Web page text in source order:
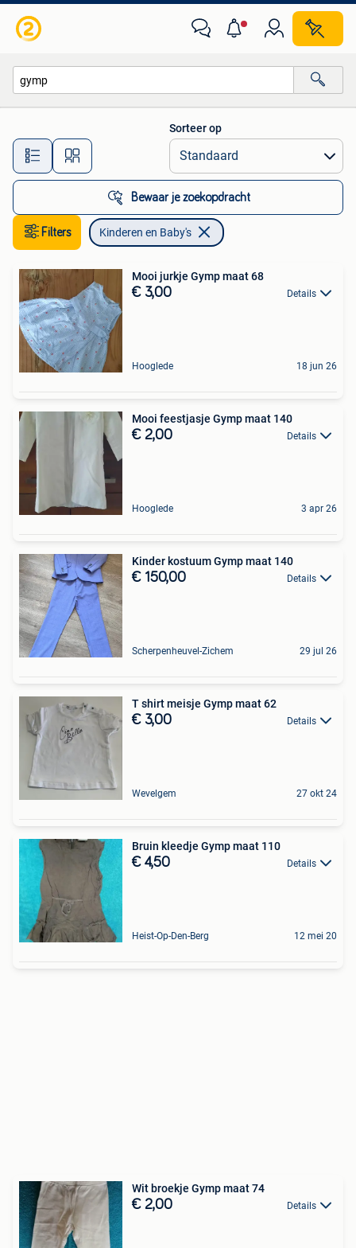
Alle afstanden…
Sorteer op
Bewaar je zoekopdracht
Filters Kinderen en Baby's
Mooi jurkje Gymp maat 68
€ 3,00 Details
Hooglede 18 jun 26
Mooi feestjasje Gymp maat 140
€ 2,00 Details
Hooglede 3 apr 26
Kinder kostuum Gymp maat 140
€ 150,00 Details
Scherpenheuvel-Zichem 29 jul 26
T shirt meisje Gymp maat 62
€ 3,00 Details
Wevelgem 27 okt 24
Bruin kleedje Gymp maat 110
€ 4,50 Details
Heist-Op-Den-Berg 12 mei 20
Wit broekje Gymp maat 74
€ 2,00 Details